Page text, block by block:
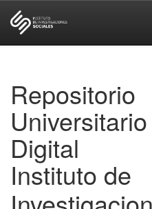
Repositorio
Universitario
Digital
Instituto de